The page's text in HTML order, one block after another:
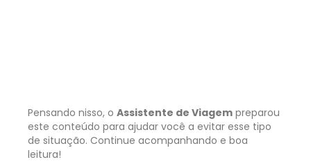
Pensando nisso, o Assistente de Viagem preparou
este conteúdo para ajudar você a evitar esse tipo
de situação. Continue acompanhando e boa
leitura!